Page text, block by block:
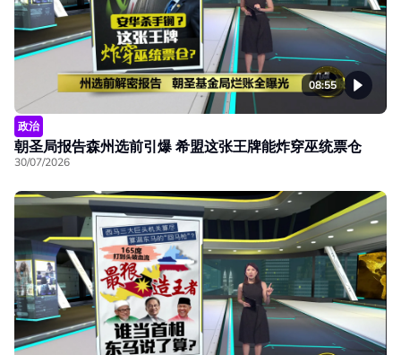
08:55
政治
朝圣局报告森州选前引爆 希盟这张王牌能炸穿巫统票仓
30/07/2026